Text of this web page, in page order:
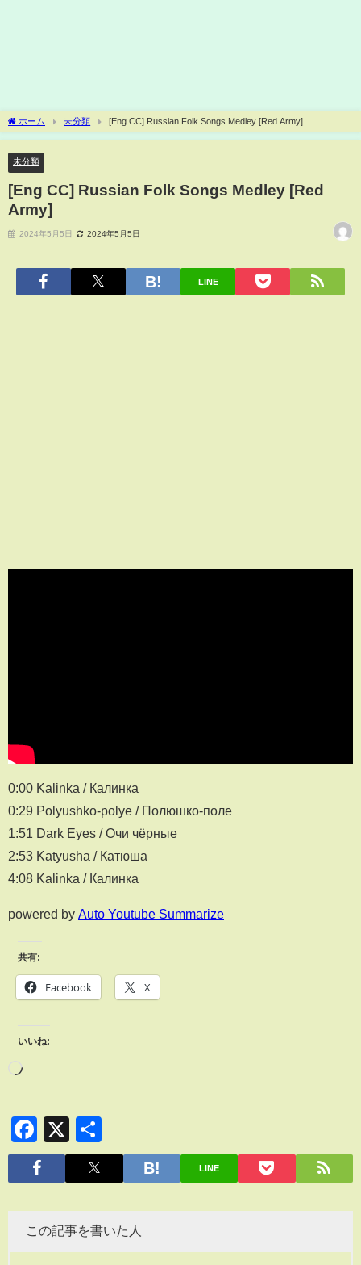
ホーム 未分類 [Eng CC] Russian Folk Songs Medley [Red Army]
未分類
[Eng CC] Russian Folk Songs Medley [Red
Army]
2024年5月5日 2024年5月5日
LINE
0:00 Kalinka / Калинка
0:29 Polyushko-polye / Полюшко-поле
1:51 Dark Eyes / Очи чёрные
2:53 Katyusha / Катюша
4:08 Kalinka / Калинка
powered by Auto Youtube Summarize
共有:
Facebook X
いいね:
Facebook
X
有
LINE
この記事を書いた人